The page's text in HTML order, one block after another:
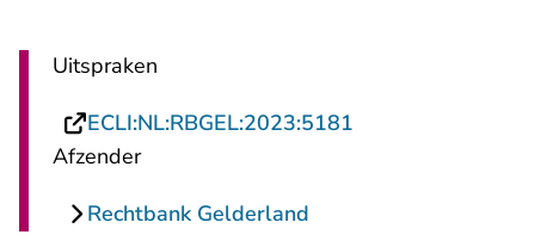
Uitspraken
ECLI:NL:RBGEL:2023:5181
Afzender
Rechtbank Gelderland